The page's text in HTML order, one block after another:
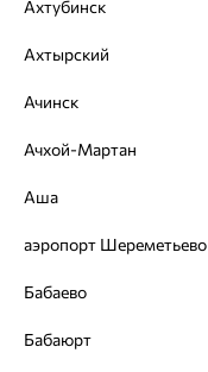
Серьги, серебро,
64%
Ахтубинск
Ахтырский
Ачинск
Ачхой-Мартан
Аша
аэропорт Шереметьево
Бабаево
Бабаюрт